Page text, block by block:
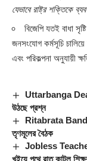
যেভাবে রাষ্ট্র শক্তিকে
বিজেপি যতই বাধা
জনসংযোগ কর্মসূচি
এবং পরিকল্পনা অনুযায়ী
Uttarbanga Dead
উঠছে প্রশ্ন
Ritabrata
তৃণমূলের বৈঠক
Jobless
খুইয়ে পথে রাত কাটল